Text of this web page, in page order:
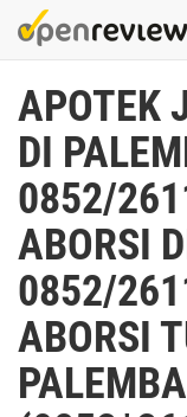
Skip
to
content
APOTEK
DI
0852/
ABORSI
0852/
ABORSI